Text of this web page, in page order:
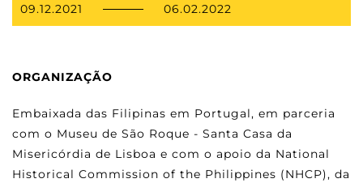
09.12.2021 06.02.2022
ORGANIZAÇÃO
Embaixada das Filipinas em Portugal, em parceria
com o Museu de São Roque - Santa Casa da
Misericórdia de Lisboa e com o apoio da National
Historical Commission of the Philippines (NHCP), da